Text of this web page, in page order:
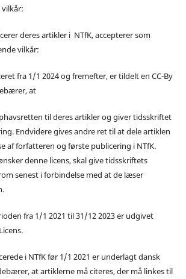
deres artikler i NTfK, accepterer som
vilkår:
fra 1/1 2024 og fremefter, er tildelt en CC-By
at
til deres artikler og giver tidsskriftet
Endvidere gives andre ret til at dele artiklen
af forfatteren og første publicering i NTfK.
denne licens, skal give tidsskriftets
senest i forbindelse med at de læser
fra 1/1 2021 til 31/12 2023 er udgivet
i NTfK før 1/1 2021 er underlagt dansk
at artiklerne må citeres, der må linkes til